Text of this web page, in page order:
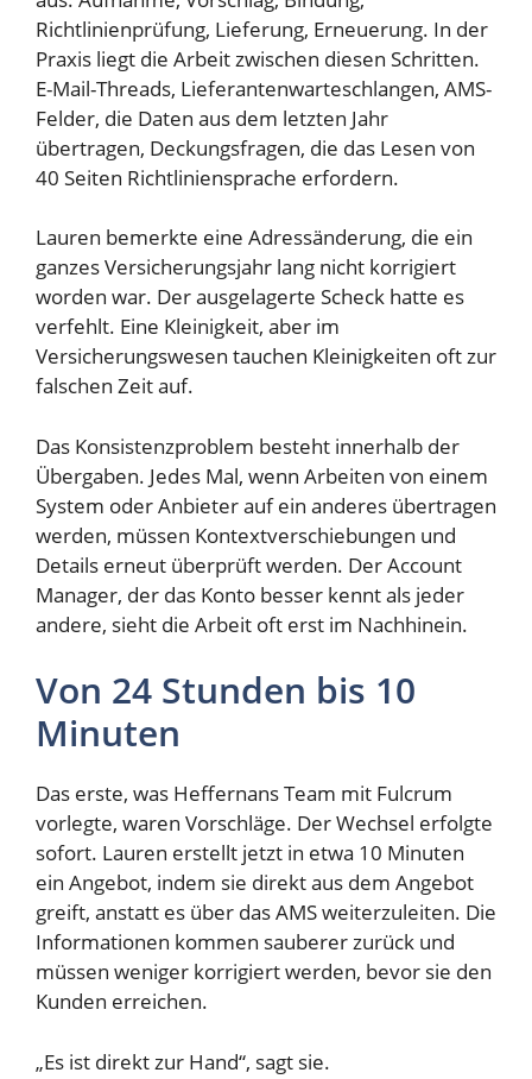
Richtlinienprüfung, Lieferung, Erneuerung. In der
Praxis liegt die Arbeit zwischen diesen Schritten.
E-Mail-Threads, Lieferantenwarteschlangen, AMS-
Felder, die Daten aus dem letzten Jahr
übertragen, Deckungsfragen, die das Lesen von
40 Seiten Richtliniensprache erfordern.
Lauren bemerkte eine Adressänderung, die ein
ganzes Versicherungsjahr lang nicht korrigiert
worden war. Der ausgelagerte Scheck hatte es
verfehlt. Eine Kleinigkeit, aber im
Versicherungswesen tauchen Kleinigkeiten oft zur
falschen Zeit auf.
Das Konsistenzproblem besteht innerhalb der
Übergaben. Jedes Mal, wenn Arbeiten von einem
System oder Anbieter auf ein anderes übertragen
werden, müssen Kontextverschiebungen und
Details erneut überprüft werden. Der Account
Manager, der das Konto besser kennt als jeder
andere, sieht die Arbeit oft erst im Nachhinein.
Von 24 Stunden bis 10
Minuten
Das erste, was Heffernans Team mit Fulcrum
vorlegte, waren Vorschläge. Der Wechsel erfolgte
sofort. Lauren erstellt jetzt in etwa 10 Minuten
ein Angebot, indem sie direkt aus dem Angebot
greift, anstatt es über das AMS weiterzuleiten. Die
Informationen kommen sauberer zurück und
müssen weniger korrigiert werden, bevor sie den
Kunden erreichen.
„Es ist direkt zur Hand“, sagt sie.